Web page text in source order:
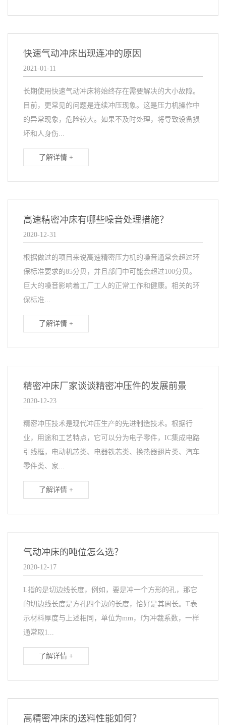
快速气动冲床出现连冲的原因
2021-01-11
长期使用快速气动冲床将始终存在需要解决的大小故障。
目前，更常见的问题是连续冲压现象。这是压力机操作中
的异常现象，危险较大。如果不及时处理，将导致设备损
坏和人身伤...
了解详情 +
高速精密冲床有哪些噪音处理措施？
2020-12-31
根据做过的项目来说高速精密压力机的噪音通常会超过环
保标准要求的85分贝，并且部门中可能会超过100分贝。
巨大的噪音影响着工厂工人的正常工作和健康。相关的环
保标准...
了解详情 +
精密冲床厂家谈谈精密冲压件的发展前景
2020-12-23
精密冲压技术是现代冲压生产的先进制造技术。根据行
业，用途和工艺特点，它可以分为电子零件，IC集成电路
引线框，电动机芯类、电器铁芯类、换热器翅片类、汽车
零件类、家...
了解详情 +
气动冲床的吨位怎么选？
2020-12-17
L指的是切边线长度，例如，要是冲一个方形的孔，那它
的切边线长度是方孔四个边的长度，恰好是其周长。T表
示材料厚度与上述相同，单位为mm，f为冲裁系数，一样
通常取1...
了解详情 +
高精密冲床的送料性能如何？